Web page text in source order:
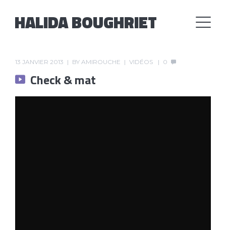
HALIDA BOUGHRIET
13 JANVIER 2013 BY AMIROUCHE VIDÉOS 0
Check & mat